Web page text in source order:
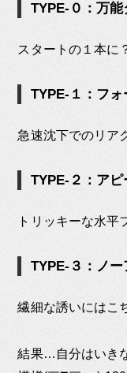
TYPE-０：万能
スタートの１本に
TYPE-１：フ
急速沈下でのリア
TYPE-２：ア
トリッキーな水平
TYPE-３：ノ
繊細な誘いにはこ
結果…自分はいき